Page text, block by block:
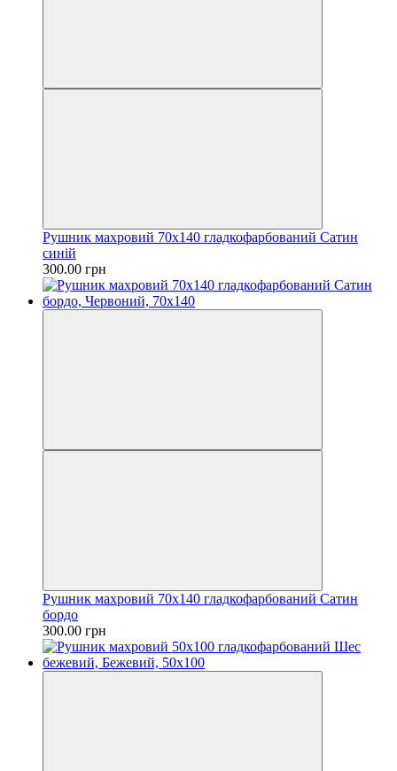
Рушник махровий 70х140 гладкофарбований Сатин
синій
300.00 грн
Рушник махровий 70х140 гладкофарбований Сатин
бордо
300.00 грн